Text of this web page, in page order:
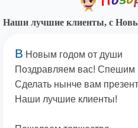
Наши лучшие клиенты, с
В Новым годом от души
Поздравляем вас! Спешим
Сделать нынче вам
Наши лучшие клиенты!